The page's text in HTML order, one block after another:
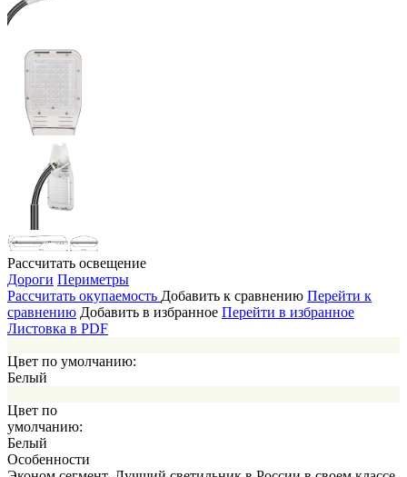
Рассчитать освещение
Дороги Периметры
Рассчитать окупаемость Добавить к сравнению Перейти к
сравнению Добавить в избранное Перейти в избранное
Листовка в PDF
Цвет по умолчанию:
Белый
Цвет по
умолчанию:
Белый
Особенности